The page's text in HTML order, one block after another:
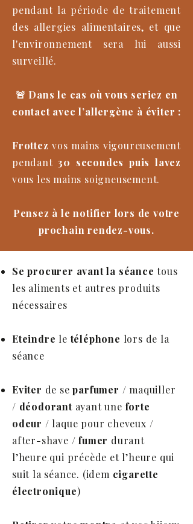
pendant la période de traitement
des allergies alimentaires, et que
l'environnement sera lui aussi
surveillé.
🚨 Dans le cas où vous seriez en
contact avec l’allergène à éviter :
Frottez vos mains vigoureusement
pendant30 secondes puis lavez
vous les mains soigneusement.
Pensez à le notifier lors de votre
prochain rendez-vous.
Se procurer avant la séance tous
les aliments et autres produits
nécessaires
Eteindre letéléphone lors de la
séance
Eviter de separfumer / maquiller
/ déodorantayant une forte
odeur / laque pour cheveux /
after-shave /fumer durant
l’heure qui précède et l’heure qui
suit la séance. (idem cigarette
électronique)